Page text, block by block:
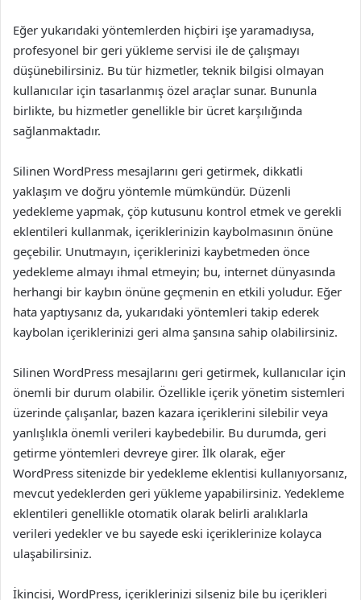
Eğer yukarıdaki yöntemlerden hiçbiri işe yaramadıysa,
profesyonel bir geri yükleme servisi ile de çalışmayı
düşünebilirsiniz. Bu tür hizmetler, teknik bilgisi olmayan
kullanıcılar için tasarlanmış özel araçlar sunar. Bununla
birlikte, bu hizmetler genellikle bir ücret karşılığında
sağlanmaktadır.
Silinen WordPress mesajlarını geri getirmek, dikkatli
yaklaşım ve doğru yöntemle mümkündür. Düzenli
yedekleme yapmak, çöp kutusunu kontrol etmek ve gerekli
eklentileri kullanmak, içeriklerinizin kaybolmasının önüne
geçebilir. Unutmayın, içeriklerinizi kaybetmeden önce
yedekleme almayı ihmal etmeyin; bu, internet dünyasında
herhangi bir kaybın önüne geçmenin en etkili yoludur. Eğer
hata yaptıysanız da, yukarıdaki yöntemleri takip ederek
kaybolan içeriklerinizi geri alma şansına sahip olabilirsiniz.
Silinen WordPress mesajlarını geri getirmek, kullanıcılar için
önemli bir durum olabilir. Özellikle içerik yönetim sistemleri
üzerinde çalışanlar, bazen kazara içeriklerini silebilir veya
yanlışlıkla önemli verileri kaybedebilir. Bu durumda, geri
getirme yöntemleri devreye girer. İlk olarak, eğer
WordPress sitenizde bir yedekleme eklentisi kullanıyorsanız,
mevcut yedeklerden geri yükleme yapabilirsiniz. Yedekleme
eklentileri genellikle otomatik olarak belirli aralıklarla
verileri yedekler ve bu sayede eski içeriklerinize kolayca
ulaşabilirsiniz.
İkincisi, WordPress, içeriklerinizi silseniz bile bu içerikleri